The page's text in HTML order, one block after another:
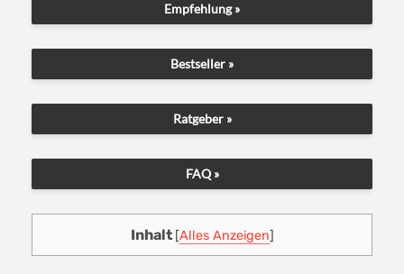
Empfehlung »
Bestseller »
Ratgeber »
FAQ »
Inhalt [Alles Anzeigen]